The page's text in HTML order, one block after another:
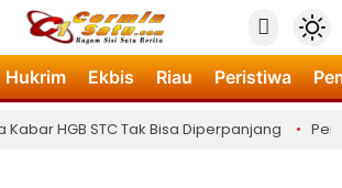
Hukrim Ekbis Riau Peristiwa
HGB STC Tak Bisa Diperpanjang